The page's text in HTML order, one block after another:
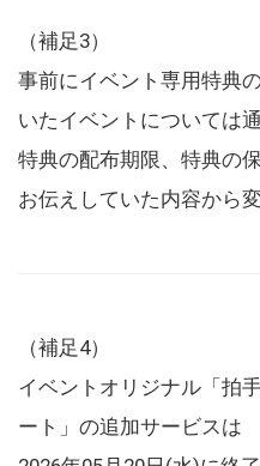
（補足3）
事前にイベント専用特典
いたイベントについては
特典の配布期限、特典の
お伝えしていた内容から
（補足4）
イベントオリジナル「拍
ート」の追加サービスは